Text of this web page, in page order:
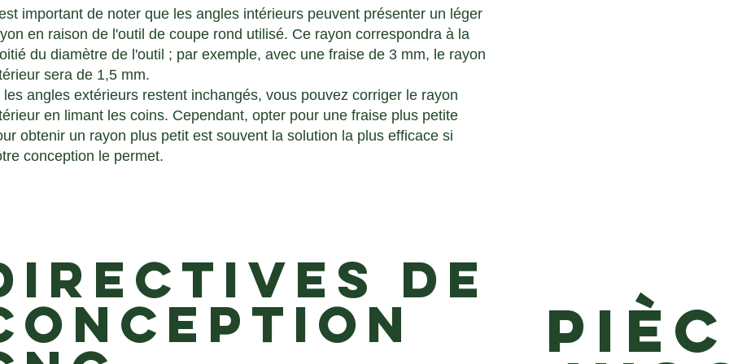
de
important de noter que les angles intérieurs peuvent présenter un léger
en raison de l'outil de coupe rond utilisé. Ce rayon correspondra à la
du diamètre de l'outil ; par exemple, avec une fraise de 3 mm, le rayon
sera de 1,5 mm.
les angles extérieurs restent inchangés, vous pouvez corriger le rayon
en limant les coins. Cependant, opter pour une fraise plus petite
obtenir un rayon plus petit est souvent la solution la plus efficace si
conception le permet.